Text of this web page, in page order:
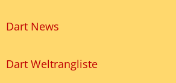
Dart News
Dart Weltrangliste